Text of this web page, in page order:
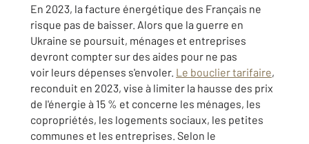
En 2023, la facture énergétique des Français ne
risque pas de baisser. Alors que la guerre en
Ukraine se poursuit, ménages et entreprises
devront compter sur des aides pour ne pas
voir leurs dépenses s'envoler. Le bouclier tarifaire,
reconduit en 2023, vise à limiter la hausse des prix
de l'énergie à 15 % et concerne les ménages, les
copropriétés, les logements sociaux, les petites
communes et les entreprises. Selon le